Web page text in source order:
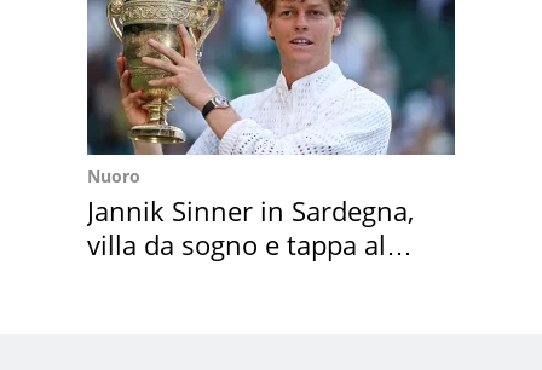
Nuoro
Jannik Sinner in Sardegna,
villa da sogno e tappa al